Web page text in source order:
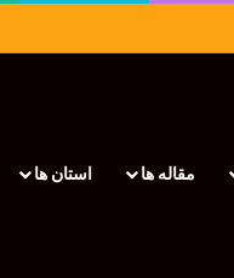
مقاله ها استان ها